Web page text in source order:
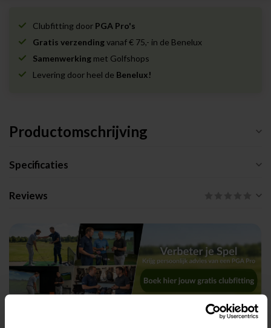
Clubfitting door PGA Pro's
Gratis verzendingvanaf € 75,- in de Benelux
Samenwerking met Golfshops
Levering door heel de Benelux!
Productomschrijving
Specificaties
Reviews